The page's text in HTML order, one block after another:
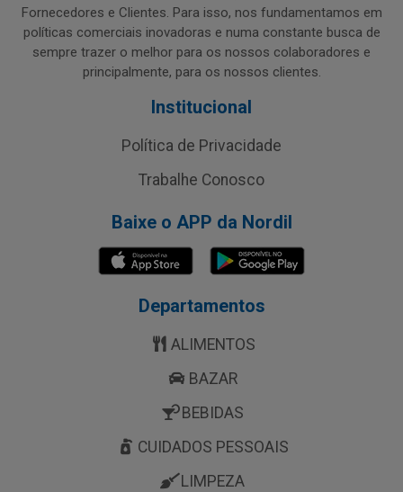
Fornecedores e Clientes. Para isso, nos fundamentamos em
políticas comerciais inovadoras e numa constante busca de
sempre trazer o melhor para os nossos colaboradores e
principalmente, para os nossos clientes.
Institucional
Política de Privacidade
Trabalhe Conosco
Baixe o APP da Nordil
Departamentos
ALIMENTOS
BAZAR
BEBIDAS
CUIDADOS PESSOAIS
LIMPEZA